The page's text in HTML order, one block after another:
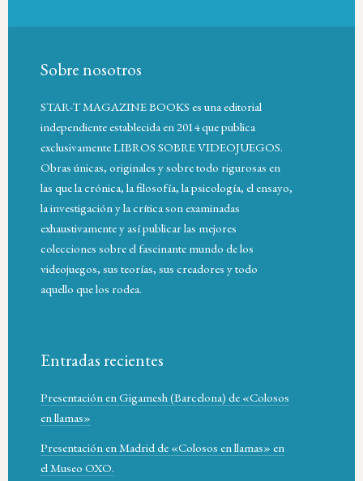
Sobre nosotros
STAR-T MAGAZINE BOOKS es una editorial
independiente establecida en 2014 que publica
exclusivamente LIBROS SOBRE VIDEOJUEGOS.
Obras únicas, originales y sobre todo rigurosas en
las que la crónica, la filosofía, la psicología, el ensayo,
la investigación y la crítica son examinadas
exhaustivamente y así publicar las mejores
colecciones sobre el fascinante mundo de los
videojuegos, sus teorías, sus creadores y todo
aquello que los rodea.
Entradas recientes
Presentación en Gigamesh (Barcelona) de «Colosos
en llamas»
Presentación en Madrid de «Colosos en llamas» en
el Museo OXO.